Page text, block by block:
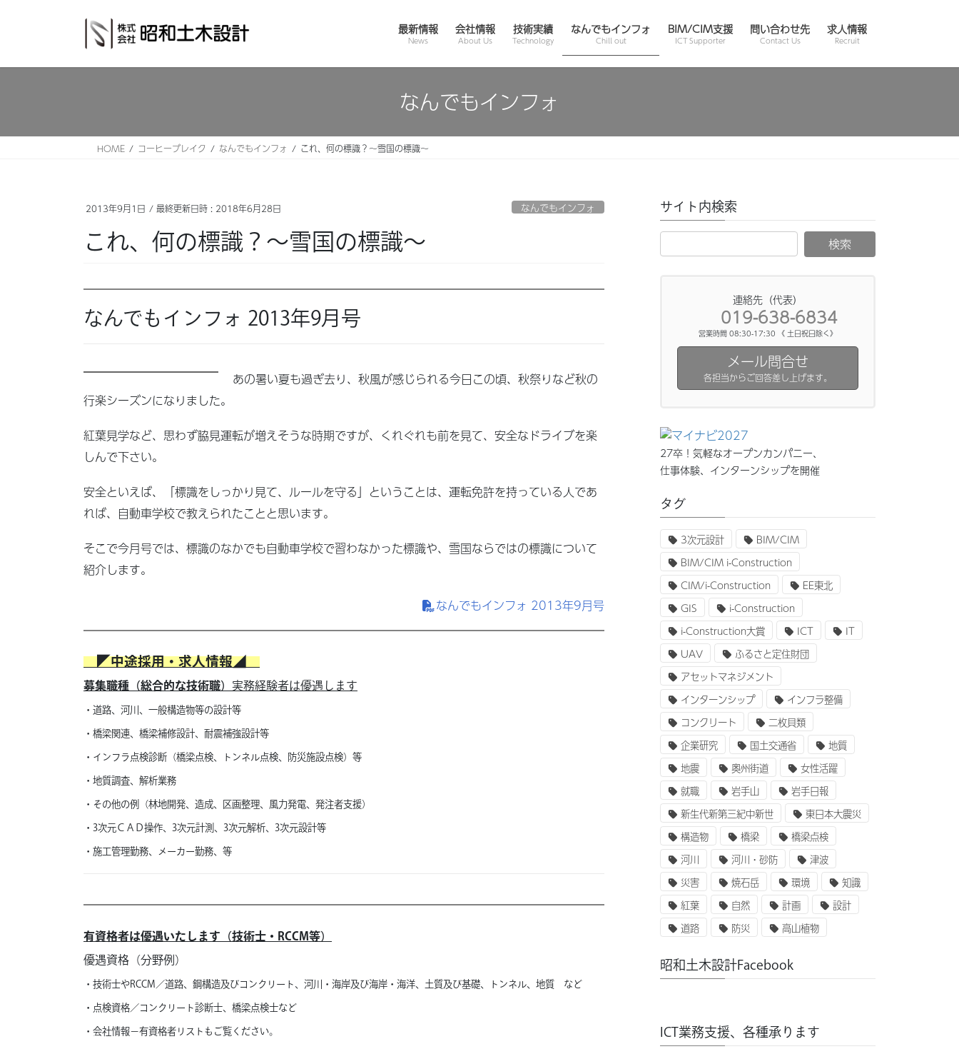
最新情報
News
会社情報
About Us
技術実績
Technology
なんでもインフォ
Chill out
BIM/CIM支援
ICT Supporter
問い合わせ先
Contact Us
求人情報
Recruit
なんでもインフォ
HOME コーヒーブレイク なんでもインフォ これ、何の標識？～雪国の標識～
2013年9月1日 / 最終更新日時 : 2018年6月28日 なんでもインフォ
これ、何の標識？～雪国の標識～
なんでもインフォ 2013年9月号
あの暑い夏も過ぎ去り、秋風が感じられる今日この頃、秋祭りなど秋の
行楽シーズンになりました。
紅葉見学など、思わず脇見運転が増えそうな時期ですが、くれぐれも前を見て、安全なドライブを楽
しんで下さい。
安全といえば、「標識をしっかり見て、ルールを守る」ということは、運転免許を持っている人であ
れば、自動車学校で教えられたことと思います。
そこで今月号では、標識のなかでも自動車学校で習わなかった標識や、雪国ならではの標識について
紹介します。
なんでもインフォ 2013年9月号
◤中途採用・求人情報◢
募集職種（総合的な技術職） 実務経験者は優遇します
・道路、河川、一般構造物等の設計等
・橋梁関連、橋梁補修設計、耐震補強設計等
・インフラ点検診断（橋梁点検、トンネル点検、防災施設点検）等
・地質調査、解析業務
・その他の例（林地開発、造成、区画整理、風力発電、発注者支援）
・3次元ＣＡＤ操作、3次元計測、3次元解析、3次元設計等
・施工管理勤務、メーカー勤務、等
有資格者は優遇いたします（技術士・RCCM等）
優遇資格（分野例）
・技術士やRCCM／道路、 鋼構造及びコンクリート、 河川・海岸及び海岸・海洋、 土質及び基礎、 トンネル、 地質 など
・点検資格／コンクリート診断士、橋梁点検士など
・会社情報－有資格者リストもご覧ください。
サイト内検索
連絡先（代表）
019-638-6834
営業時間 08:30-17:30 《 土日祝日除く》
メール問合せ
各担当からご回答差し上げます。
27卒！気軽なオープンカンパニー、
仕事体験、インターンシップを開催
タグ
3次元設計
BIM/CIM
BIM/CIM i-Construction
CIM/i-Construction
EE東北
GIS
i-Construction
i-Construction大賞
ICT
IT
UAV
ふるさと定住財団
アセットマネジメント
インターンシップ
インフラ整備
コンクリート
二枚貝類
企業研究
国土交通省
地質
地震
奥州街道
女性活躍
就職
岩手山
岩手日報
新生代新第三紀中新世
東日本大震災
構造物
橋梁
橋梁点検
河川
河川・砂防
津波
災害
焼石岳 環境
知識
紅葉
自然 計画
設計
道路
防災 高山植物
昭和土木設計Facebook
ICT業務支援、各種承ります